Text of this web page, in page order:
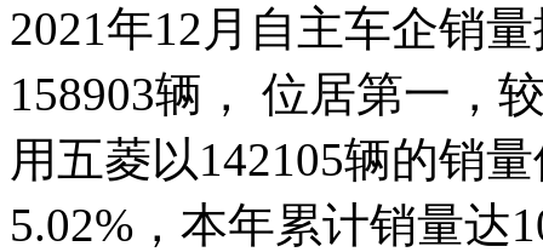
2021年12月自主车企销
158903辆， 位居第一，
用五菱以142105辆的销
5.02%，本年累计销量达